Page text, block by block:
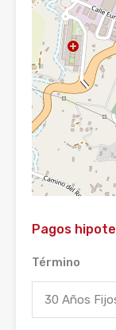
Pagos
Término
30 Años